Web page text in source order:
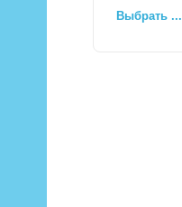
Выбрать ...